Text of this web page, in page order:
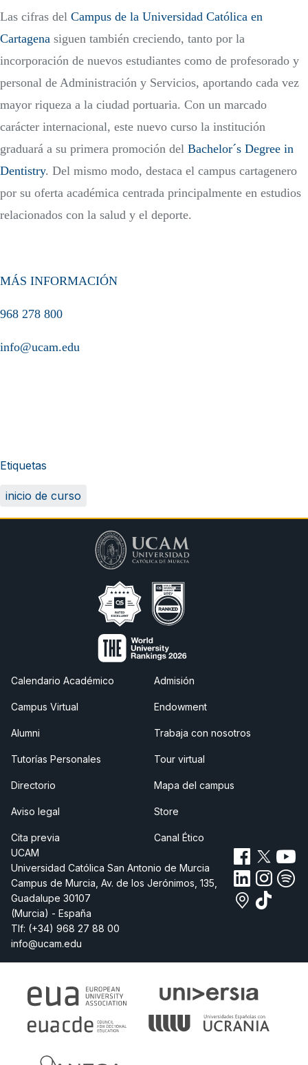
Las cifras del Campus de la Universidad Católica en
Cartagena siguen también creciendo, tanto por la
incorporación de nuevos estudiantes como de profesorado y
personal de Administración y Servicios, aportando cada vez
mayor riqueza a la ciudad portuaria. Con un marcado
carácter internacional, este nuevo curso la institución
graduará a su primera promoción del Bachelor´s Degree in
Dentistry. Del mismo modo, destaca el campus cartagenero
por su oferta académica centrada principalmente en estudios
relacionados con la salud y el deporte.
MÁS INFORMACIÓN
968 278 800
info@ucam.edu
Etiquetas
inicio de curso
Calendario Académico
Campus Virtual
Alumni
Tutorías Personales
Directorio
Aviso legal
Cita previa
Admisión
Endowment
Trabaja con nosotros
Tour virtual
Mapa del campus
Store
Canal Ético
UCAM
Universidad Católica San Antonio de Murcia
Campus de Murcia, Av. de los Jerónimos, 135,
Guadalupe 30107
(Murcia) - España
Tlf: (+34) 968 27 88 00
info@ucam.edu